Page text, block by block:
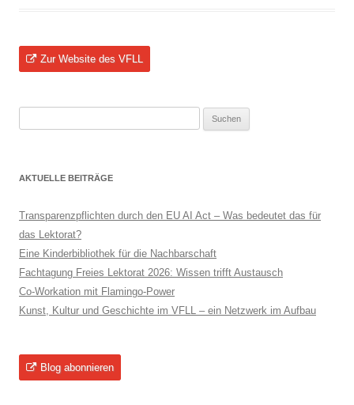
Zur Website des VFLL
nach:
AKTUELLE BEITRÄGE
Transparenzpflichten durch den EU AI Act – Was bedeutet das für
das Lektorat?
Eine Kinderbibliothek für die Nachbarschaft
Fachtagung Freies Lektorat 2026: Wissen trifft Austausch
Co-Workation mit Flamingo-Power
Kunst, Kultur und Geschichte im VFLL – ein Netzwerk im Aufbau
Blog abonnieren